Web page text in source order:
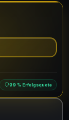
99 % Erfolgsquote